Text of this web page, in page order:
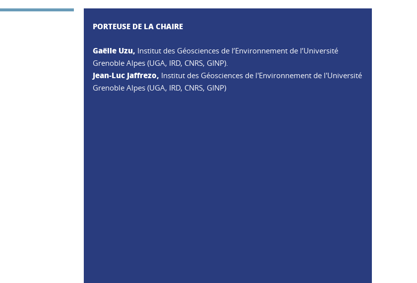
PORTEUSE DE LA CHAIRE
Gaëlle Uzu, Institut des Géosciences de l’Environnement de l’Université
Grenoble Alpes (UGA, IRD, CNRS, GINP).
Jean-Luc Jaffrezo, Institut des Géosciences de l'Environnement de l'Université
Grenoble Alpes (UGA, IRD, CNRS, GINP)